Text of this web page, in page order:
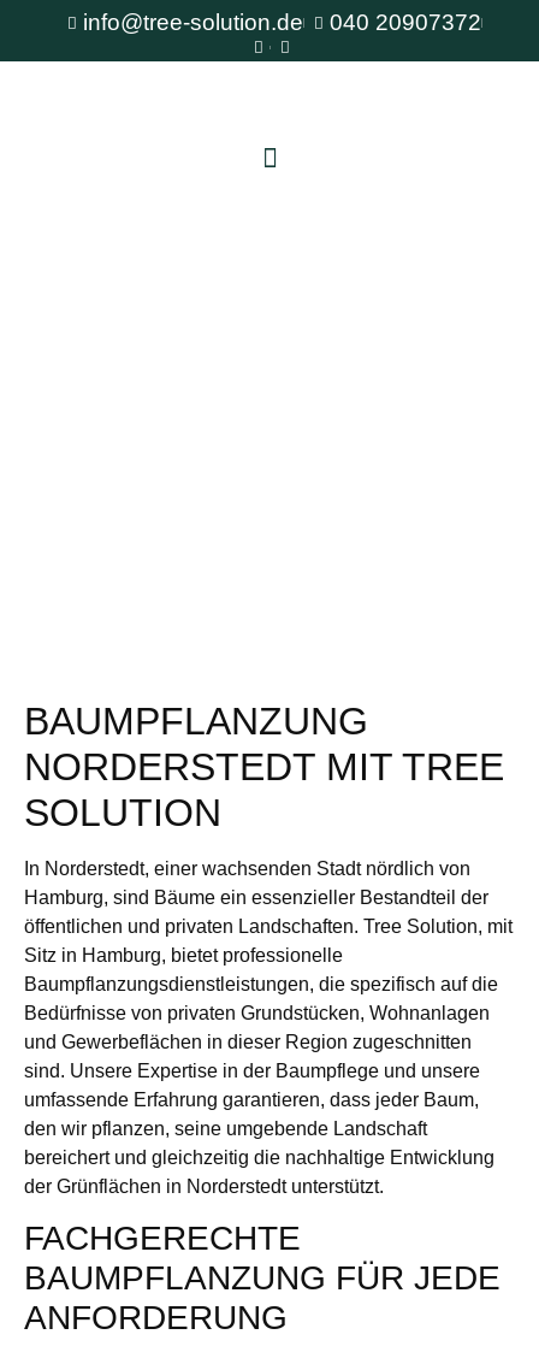
info@tree-solution.de 040 20907372
BAUMPFLANZUNG
NORDERSTEDT MIT TREE
SOLUTION
In Norderstedt, einer wachsenden Stadt nördlich von
Hamburg, sind Bäume ein essenzieller Bestandteil der
öffentlichen und privaten Landschaften. Tree Solution, mit
Sitz in Hamburg, bietet professionelle
Baumpflanzungsdienstleistungen, die spezifisch auf die
Bedürfnisse von privaten Grundstücken, Wohnanlagen
und Gewerbeflächen in dieser Region zugeschnitten
sind. Unsere Expertise in der Baumpflege und unsere
umfassende Erfahrung garantieren, dass jeder Baum,
den wir pflanzen, seine umgebende Landschaft
bereichert und gleichzeitig die nachhaltige Entwicklung
der Grünflächen in Norderstedt unterstützt.
FACHGERECHTE
BAUMPFLANZUNG FÜR JEDE
ANFORDERUNG